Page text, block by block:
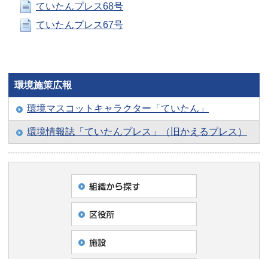
ていたんプレス68号
ていたんプレス67号
環境施策広報
環境マスコットキャラクター「ていたん」
環境情報誌「ていたんプレス」（旧かえるプレス）